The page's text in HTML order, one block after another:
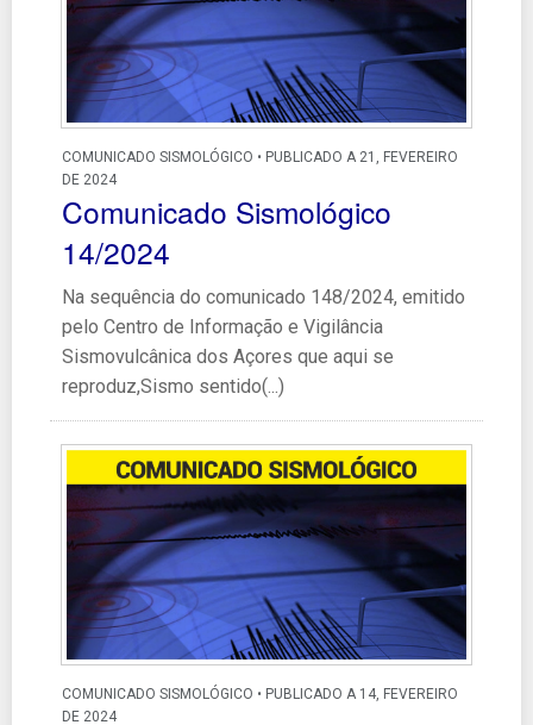
COMUNICADO SISMOLÓGICO • PUBLICADO A 21, FEVEREIRO
DE 2024
Comunicado Sismológico
14/2024
Na sequência do comunicado 148/2024, emitido
pelo Centro de Informação e Vigilância
Sismovulcânica dos Açores que aqui se
reproduz,Sismo sentido(...)
COMUNICADO SISMOLÓGICO • PUBLICADO A 14, FEVEREIRO
DE 2024